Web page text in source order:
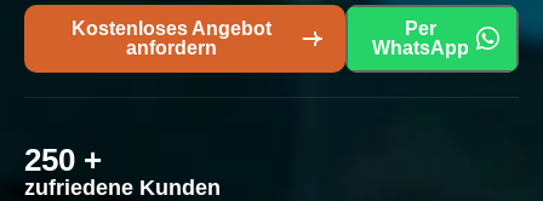
Kostenloses Angebot
anfordern
Per
WhatsApp
zufriedene Kunden
250 +